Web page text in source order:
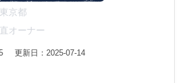
東京都
直オーナー
更新日：2025-07-14